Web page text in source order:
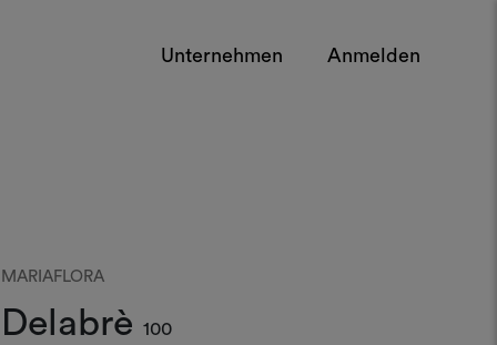
Unternehmen Anmelden
MARIAFLORA
Delabrè 100